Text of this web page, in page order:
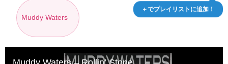
＋でプレイリストに追加！
Muddy Waters